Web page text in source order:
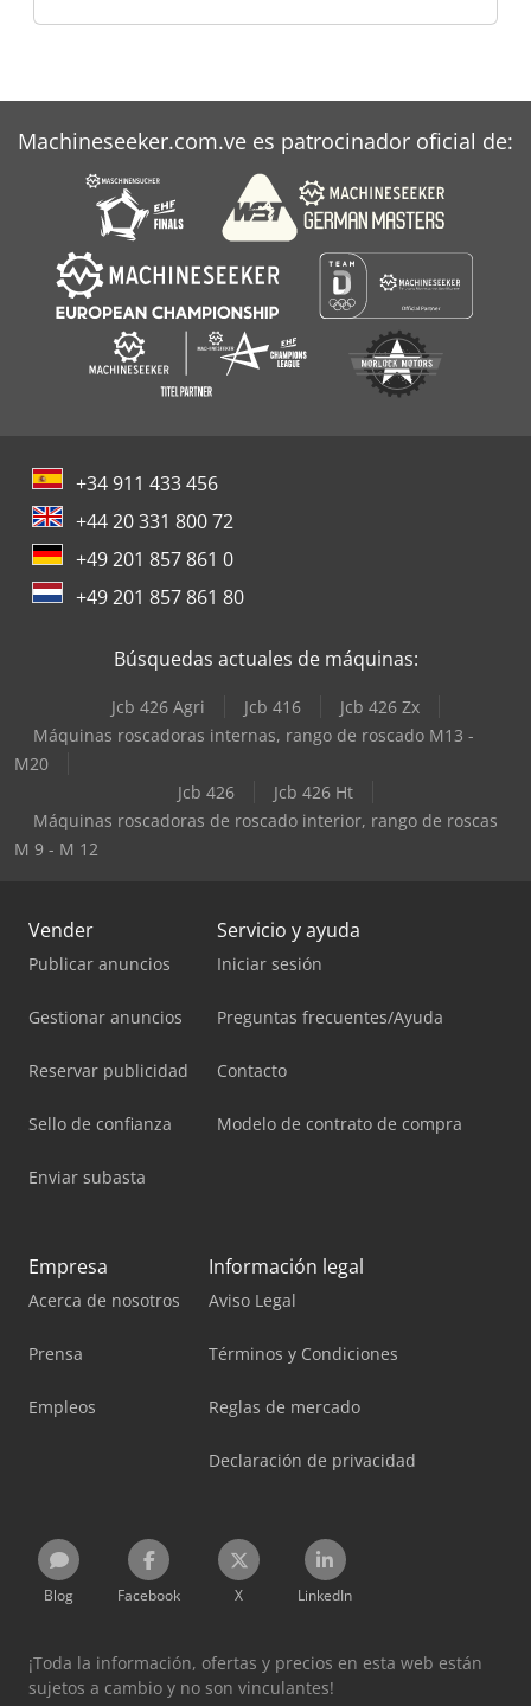
Machineseeker.com.ve es patrocinador oficial de:
+34 911 433 456
+44 20 331 800 72
+49 201 857 861 0
+49 201 857 861 80
Búsquedas actuales de máquinas:
Jcb 426 Agri Jcb 416
Jcb 426 Zx
Máquinas roscadoras internas, rango de roscado M13 -
M20
Jcb 426
Jcb 426 Ht
Máquinas roscadoras de roscado interior, rango de roscas
M 9 - M 12
Vender
Publicar anuncios
Gestionar anuncios
Reservar publicidad
Sello de confianza
Enviar subasta
Servicio y ayuda
Iniciar sesión
Preguntas frecuentes/Ayuda
Contacto
Modelo de contrato de compra
Empresa
Acerca de nosotros
Prensa
Empleos
Información legal
Aviso Legal
Términos y Condiciones
Reglas de mercado
Declaración de privacidad
Blog Facebook X LinkedIn
¡Toda la información, ofertas y precios en esta web están
sujetos a cambio y no son vinculantes!